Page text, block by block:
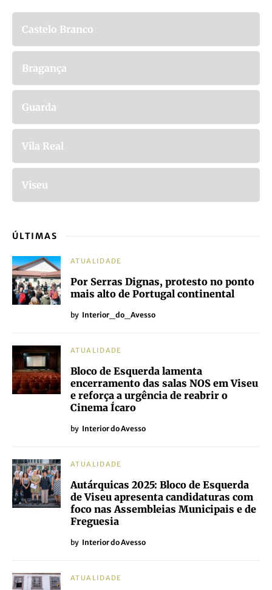
Castelo Branco
Bragança
Guarda
Vila Real
Viseu
ÚLTIMAS
ATUALIDADE
Por Serras Dignas, protesto no ponto
mais alto de Portugal continental
by Interior_do_Avesso
ATUALIDADE
Bloco de Esquerda lamenta
encerramento das salas NOS em Viseu
e reforça a urgência de reabrir o
Cinema Ícaro
by Interior do Avesso
ATUALIDADE
Autárquicas 2025: Bloco de Esquerda
de Viseu apresenta candidaturas com
foco nas Assembleias Municipais e de
Freguesia
by Interior do Avesso
ATUALIDADE